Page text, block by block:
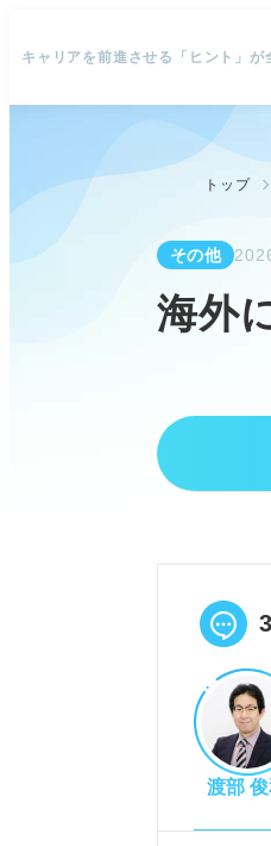
キャリアを前進させる「ヒント」が
トップ
その他
海外
海外
自分
る。
海外で
裁量
文化
渡部 俊